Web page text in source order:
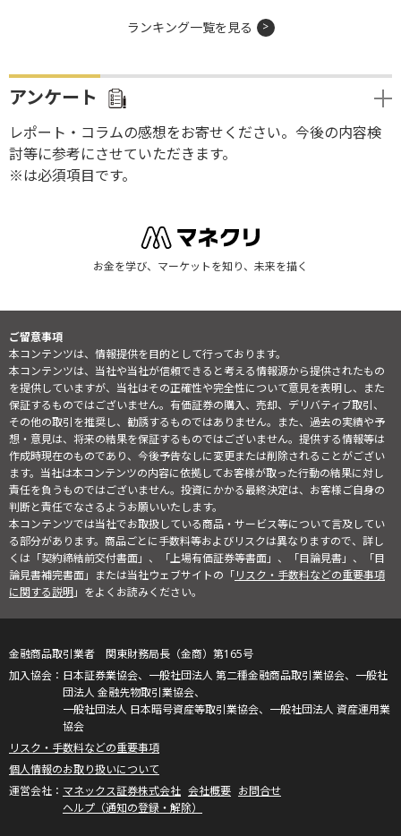
ランキング一覧を見る
アンケート
レポート・コラムの感想をお寄せください。今後の内容検
討等に参考にさせていただきます。
※は必須項目です。
お金を学び、マーケットを知り、未来を描く
ご留意事項
本コンテンツは、情報提供を目的として行っております。
本コンテンツは、当社や当社が信頼できると考える情報源から提供されたもの
を提供していますが、当社はその正確性や完全性について意見を表明し、また
保証するものではございません。有価証券の購入、売却、デリバティブ取引、
その他の取引を推奨し、勧誘するものではありません。また、過去の実績や予
想・意見は、将来の結果を保証するものではございません。提供する情報等は
作成時現在のものであり、今後予告なしに変更または削除されることがござい
ます。当社は本コンテンツの内容に依拠してお客様が取った行動の結果に対し
責任を負うものではございません。投資にかかる最終決定は、お客様ご自身の
判断と責任でなさるようお願いいたします。
本コンテンツでは当社でお取扱している商品・サービス等について言及してい
る部分があります。商品ごとに手数料等およびリスクは異なりますので、詳し
くは「契約締結前交付書面」、「上場有価証券等書面」、「目論見書」、「目
論見書補完書面」または当社ウェブサイトの「リスク・手数料などの重要事項
に関する説明」をよくお読みください。
金融商品取引業者 関東財務局長（金商）第165号
日本証券業協会、一般社団法人 第二種金融商品取引業協会、一般社
団法人 金融先物取引業協会、
一般社団法人 日本暗号資産等取引業協会、一般社団法人 資産運用業
協会
リスク・手数料などの重要事項
個人情報のお取り扱いについて
マネックス証券株式会社 会社概要 お問合せ
ヘルプ（通知の登録・解除）